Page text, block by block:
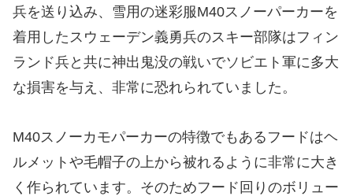
兵を送り込み、雪用の迷彩服M40スノーパーカーを
着用したスウェーデン義勇兵のスキー部隊はフィン
ランド兵と共に神出鬼没の戦いでソビエト軍に多大
な損害を与え、非常に恐れられていました。
M40スノーカモパーカーの特徴でもあるフードはヘ
ルメットや毛帽子の上から被れるように非常に大き
く作られています。そのためフード回りのボリュー